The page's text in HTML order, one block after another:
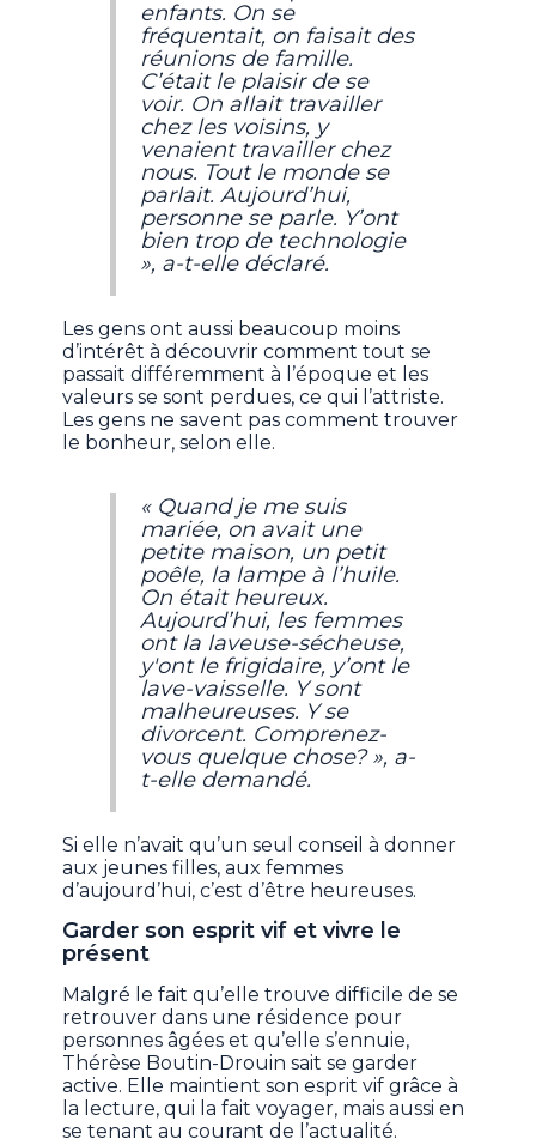
enfants. On se
fréquentait, on faisait des
réunions de famille.
C’était le plaisir de se
voir. On allait travailler
chez les voisins, y
venaient travailler chez
nous. Tout le monde se
parlait. Aujourd’hui,
personne se parle. Y’ont
bien trop de technologie
», a-t-elle déclaré.
Les gens ont aussi beaucoup moins
d’intérêt à découvrir comment tout se
passait différemment à l’époque et les
valeurs se sont perdues, ce qui l’attriste.
Les gens ne savent pas comment trouver
le bonheur, selon elle.
« Quand je me suis
mariée, on avait une
petite maison, un petit
poêle, la lampe à l’huile.
On était heureux.
Aujourd’hui, les femmes
ont la laveuse-sécheuse,
y'ont le frigidaire, y’ont le
lave-vaisselle. Y sont
malheureuses. Y se
divorcent. Comprenez-
vous quelque chose? », a-
t-elle demandé.
Si elle n’avait qu’un seul conseil à donner
aux jeunes filles, aux femmes
d’aujourd’hui, c’est d’être heureuses.
Garder son esprit vif et vivre le
présent
Malgré le fait qu’elle trouve difficile de se
retrouver dans une résidence pour
personnes âgées et qu’elle s’ennuie,
Thérèse Boutin-Drouin sait se garder
active. Elle maintient son esprit vif grâce à
la lecture, qui la fait voyager, mais aussi en
se tenant au courant de l’actualité.